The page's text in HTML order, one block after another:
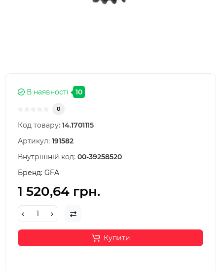
В наявності 10
0
Код товару: 14.1701115
Артикул: 191582
Внутрішній код: 00-39258520
Бренд: GFA
1 520,64 грн.
Купити